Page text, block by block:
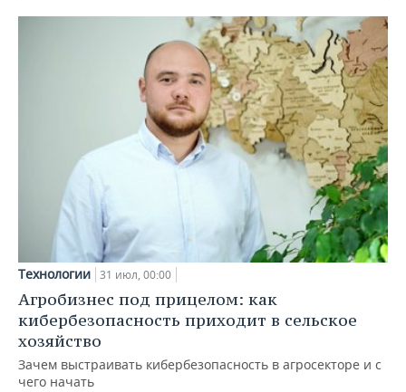
Технологии 31 июл, 00:00
Агробизнес под прицелом: как
кибербезопасность приходит в сельское
хозяйство
Зачем выстраивать кибербезопасность в агросекторе и с
чего начать